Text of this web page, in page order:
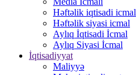
Həftəlik iqtisadi icmal
Həftəlik siyasi icmal
Aylıq İqtisadi İcmal
Aylıq Siyasi İcmal
İqtisadiyyat
Maliyyə